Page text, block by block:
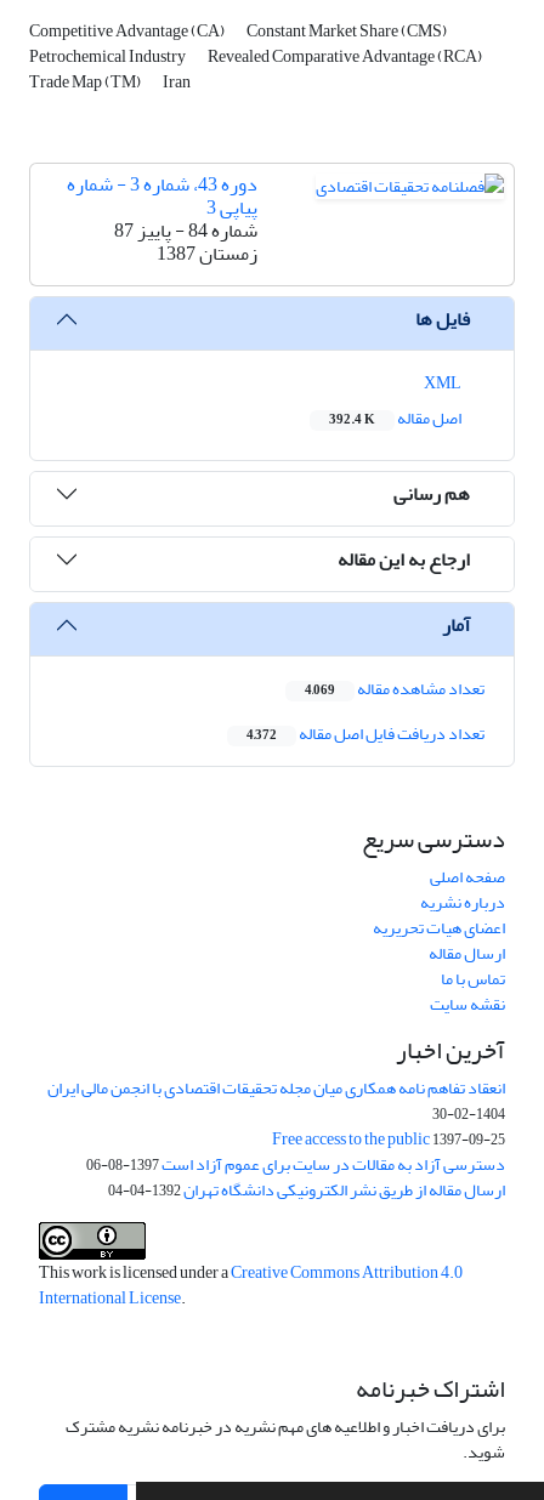
Competitive Advantage (CA) Constant Market Share (CMS)
Petrochemical Industry Revealed Comparative Advantage (RCA)
Trade Map (TM) Iran
دوره 43، شماره 3 - شماره
پیاپی 3
شماره 84 - پاییز 87
زمستان 1387
فایل ها
اصل مقاله
392.4 K
هم رسانی
ارجاع به این مقاله
آمار
تعداد مشاهده مقاله 4,069
تعداد دریافت فایل اصل مقاله 4,372
دسترسی سریع
صفحه اصلی
درباره نشریه
اعضای هیات تحریریه
ارسال مقاله
تماس با ما
نقشه سایت
آخرین اخبار
انعقاد تفاهم نامه همکاری میان مجله تحقیقات اقتصادی با انجمن مالی ایران
1404-02-30
Free access to the public1397-09-25
دسترسی آزاد به مقالات در سایت برای عموم آزاد است1397-08-06
ارسال مقاله از طریق نشر الکترونیکی دانشگاه تهران1392-04-04
This work is licensed under aCreative Commons Attribution 4.0
International License.
اشتراک خبرنامه
برای دریافت اخبار و اطلاعیه های مهم نشریه در خبرنامه نشریه مشترک
شوید.